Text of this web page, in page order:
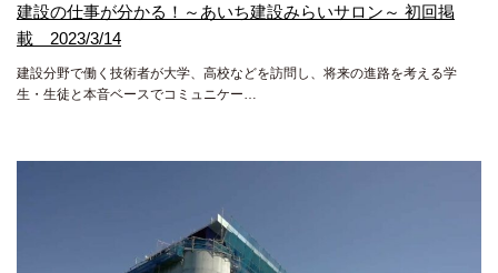
建設の仕事が分かる！～あいち建設みらいサロン～ 初回掲
載 2023/3/14
建設分野で働く技術者が大学、高校などを訪問し、将来の進路を考える学
生・生徒と本音ベースでコミュニケー…